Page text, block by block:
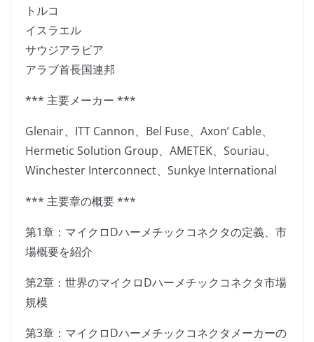
トルコ
イスラエル
サウジアラビア
アラブ首長国連邦
*** 主要メーカー ***
Glenair、ITT Cannon、Bel Fuse、Axon’ Cable、
Hermetic Solution Group、AMETEK、Souriau、
Winchester Interconnect、Sunkye International
*** 主要章の概要 ***
第1章：マイクロDハーメチックコネクタの定義、市
場概要を紹介
第2章：世界のマイクロDハーメチックコネクタ市場
規模
第3章：マイクロDハーメチックコネクタメーカーの